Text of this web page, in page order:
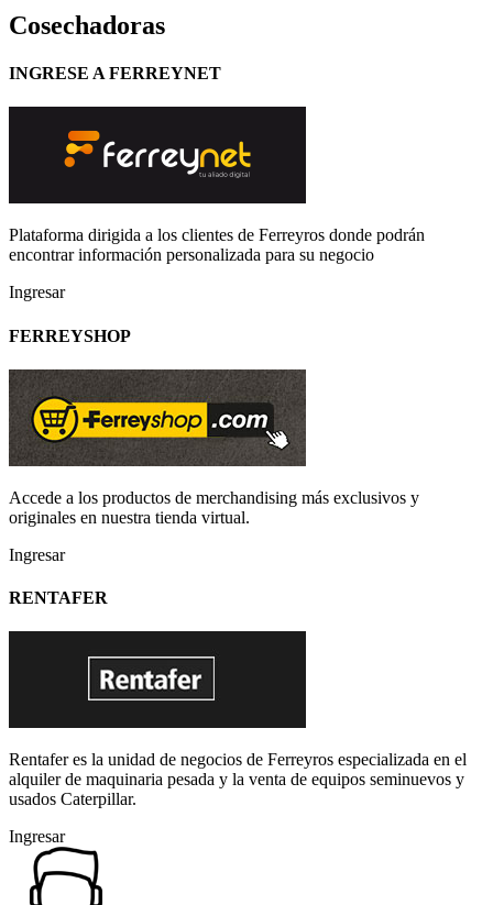
Cosechadoras
INGRESE A FERREYNET
Plataforma dirigida a los clientes de Ferreyros donde podrán
encontrar información personalizada para su negocio
Ingresar
FERREYSHOP
Accede a los productos de merchandising más exclusivos y
originales en nuestra tienda virtual.
Ingresar
RENTAFER
Rentafer es la unidad de negocios de Ferreyros especializada en el
alquiler de maquinaria pesada y la venta de equipos seminuevos y
usados Caterpillar.
Ingresar